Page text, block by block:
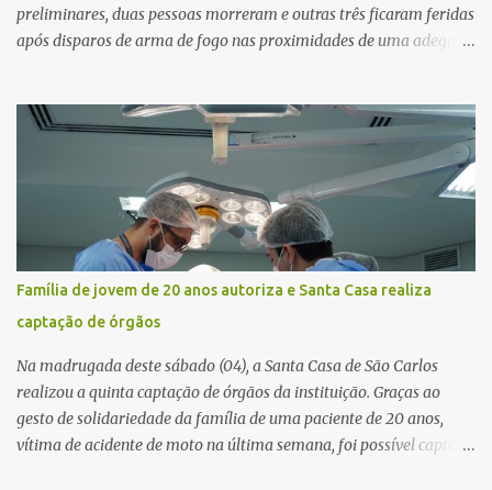
preliminares, duas pessoas morreram e outras três ficaram feridas
após disparos de arma de fogo nas proximidades de uma adega. O
começado dentro do estabelecimento e se estendido para a área
externa, quando dois homens armados passaram a efetuar
diversos disparos. Duas vítimas morreram ainda no local. Outras
três pessoas foram baleadas e socorridas. Até o momento, não
foram divulgadas informações oficiais sobre o estado de saúde dos
feridos. Equipes da Polícia Militar de Santa Gertrudes atenderam a
ocorrência e isolaram a área para o trabalho da perícia. Até a
última atualização, nenhum suspeito havia sido preso. A Polícia
Civil investigará a motivação da briga, a autoria dos disparos e as
circunstâncias do crime. A ocorrência segue em anda...
Família de jovem de 20 anos autoriza e Santa Casa realiza
captação de órgãos
Na madrugada deste sábado (04), a Santa Casa de São Carlos
realizou a quinta captação de órgãos da instituição. Graças ao
gesto de solidariedade da família de uma paciente de 20 anos,
vítima de acidente de moto na última semana, foi possível captar o